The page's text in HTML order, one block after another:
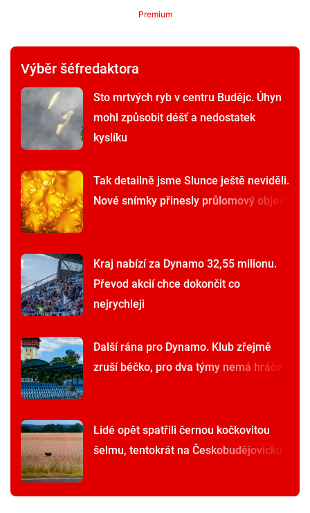
Premium
Výběr šéfredaktora
Sto mrtvých ryb v centru Budějc. Úhyn
mohl způsobit déšť a nedostatek
kyslíku
Tak detailně jsme Slunce ještě neviděli.
Nové snímky přinesly průlomový objev
Kraj nabízí za Dynamo 32,55 milionu.
Převod akcií chce dokončit co
nejrychleji
Další rána pro Dynamo. Klub zřejmě
zruší béčko, pro dva týmy nemá hráče
Lidé opět spatřili černou kočkovitou
šelmu, tentokrát na Českobudějovicku